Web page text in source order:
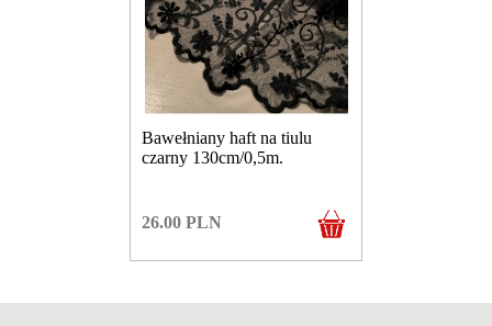
Bawełniany haft na tiulu
czarny 130cm/0,5m.
26.00 PLN